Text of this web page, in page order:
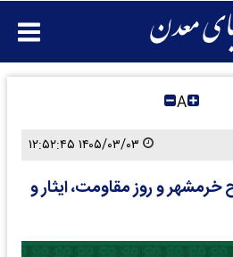
A
و روز مقاومت، ایثار و